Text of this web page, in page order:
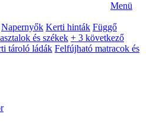
Menü
Napernyők Kerti hinták Függő
és székek + 3 következő
tároló ládák Felfújható matracok és